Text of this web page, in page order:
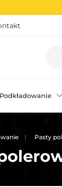
Podkładowanie
Pasty